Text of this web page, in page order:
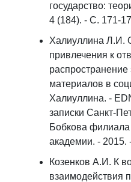
государство:
4 (184). - С. 171-
Халиуллина Л.И.
привлечения к
распространение
материалов в
Халиуллина. -
записки Санкт-
Бобкова
академии. -
Козенков А.И. К
взаимодействия